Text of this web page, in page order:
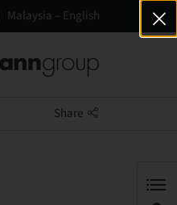
Malaysia – English
メント Share